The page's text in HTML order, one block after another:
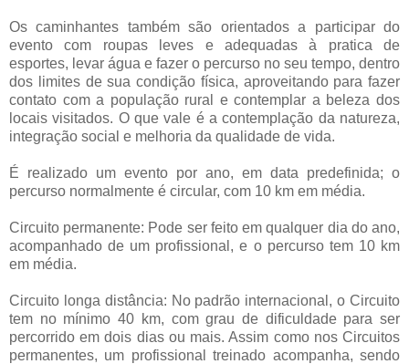
Os caminhantes também são orientados a participar do
evento com roupas leves e adequadas à pratica de
esportes, levar água e fazer o percurso no seu tempo, dentro
dos limites de sua condição física, aproveitando para fazer
contato com a população rural e contemplar a beleza dos
locais visitados. O que vale é a contemplação da natureza,
integração social e melhoria da qualidade de vida.
É realizado um evento por ano, em data predefinida; o
percurso normalmente é circular, com 10 km em média.
Circuito permanente: Pode ser feito em qualquer dia do ano,
acompanhado de um profissional, e o percurso tem 10 km
em média.
Circuito longa distância: No padrão internacional, o Circuito
tem no mínimo 40 km, com grau de dificuldade para ser
percorrido em dois dias ou mais. Assim como nos Circuitos
permanentes, um profissional treinado acompanha, sendo